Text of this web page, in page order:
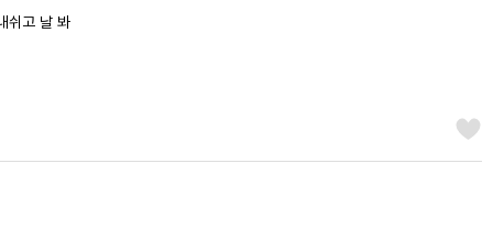
쉬고 날 봐